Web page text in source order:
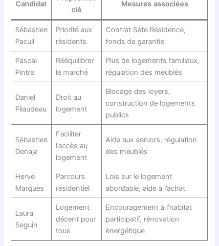
Candidat
clé
Mesures associées
Sébastien
Pacull
Priorité aux
résidents
Contrat Sète Résidence,
fonds de garantie
Pascal
Pintre
Rééquilibrer
le marché
Plus de logements familiaux,
régulation des meublés
Daniel
Pilaudeau
Droit au
logement
Blocage des loyers,
construction de logements
publics
Sébastien
Denaja
Faciliter
l’accès au
logement
Aide aux seniors, régulation
des meublés
Hervé
Marquès
Parcours
résidentiel
Lois sur le logement
abordable, aide à l’achat
Laura
Seguin
Logement
décent pour
tous
Encouragement à l’habitat
participatif, rénovation
énergétique